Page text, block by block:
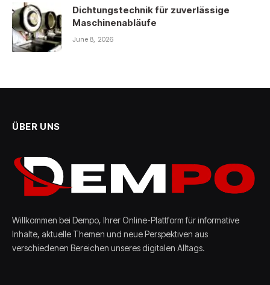
Dichtungstechnik für zuverlässige
Maschinenabläufe
June 8, 2026
ÜBER UNS
Willkommen bei Dempo, Ihrer Online-Plattform für informative
Inhalte, aktuelle Themen und neue Perspektiven aus
verschiedenen Bereichen unseres digitalen Alltags.